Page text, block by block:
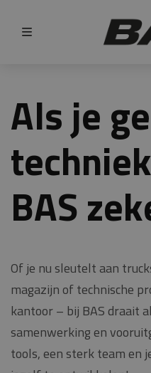
Menu
Als je
BAS
Of je nu sleutelt aan
magazijn of technische
kantoor – bij BAS draait
samenwerking en
tools, een sterk team en